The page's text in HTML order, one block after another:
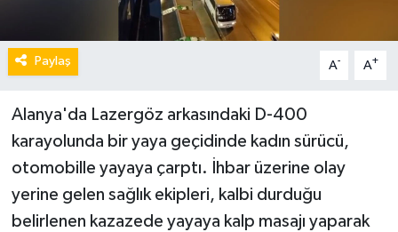
Paylaş A- A+
Alanya'da Lazergöz arkasındaki D-400
karayolunda bir yaya geçidinde kadın sürücü,
otomobille yayaya çarptı. İhbar üzerine olay
yerine gelen sağlık ekipleri, kalbi durduğu
belirlenen kazazede yayaya kalp masajı yaparak